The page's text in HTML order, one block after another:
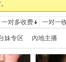
一对多收费 一对一
妹专区 內地主播